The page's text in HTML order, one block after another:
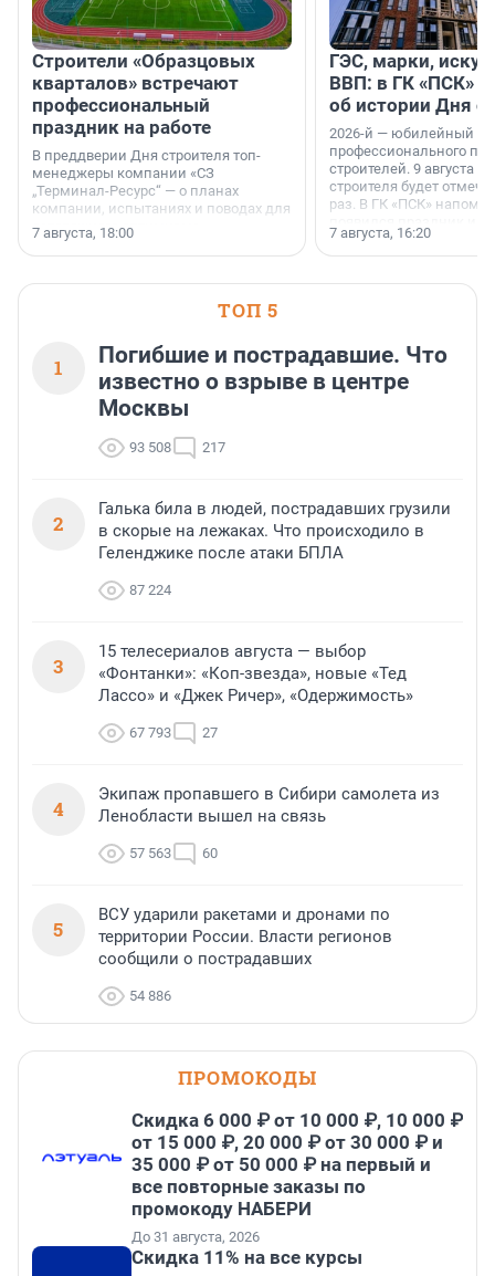
Строители «Образцовых
кварталов» встречают
профессиональный
праздник на работе
В преддверии Дня строителя топ-
менеджеры компании «СЗ
„Терминал-Ресурс“ — о планах
компании, испытаниях и поводах для
осторожного оптимизма.
7 августа, 18:00
ГЭС, марки,
ВВП: в ГК «ПСК»
об истории Дня
2026-й — юбилейный
профессионального
строителей. 9 августа
строителя будет
раз. В ГК «ПСК»
поменялась роль
7 августа, 16:20
ТОП 5
1
Погибшие и пострадавшие. Что
известно о взрыве в центре
Москвы
93 508 217
2
Галька била в людей, пострадавших грузили
в скорые на лежаках. Что происходило в
Геленджике после атаки БПЛА
87 224
3
15 телесериалов августа — выбор
«Фонтанки»: «Коп-звезда», новые «Тед
Лассо» и «Джек Ричер», «Одержимость»
67 793 27
4
Экипаж пропавшего в Сибири самолета из
Ленобласти вышел на связь
57 563 60
5
ВСУ ударили ракетами и дронами по
территории России. Власти регионов
сообщили о пострадавших
54 886
ПРОМОКОДЫ
Скидка 6 000 ₽ от 10 000 ₽, 10 000 ₽
от 15 000 ₽, 20 000 ₽ от 30 000 ₽ и
35 000 ₽ от 50 000 ₽ на первый и
все повторные заказы по
промокоду НАБЕРИ
До 31 августа, 2026
Скидка 11% на все курсы